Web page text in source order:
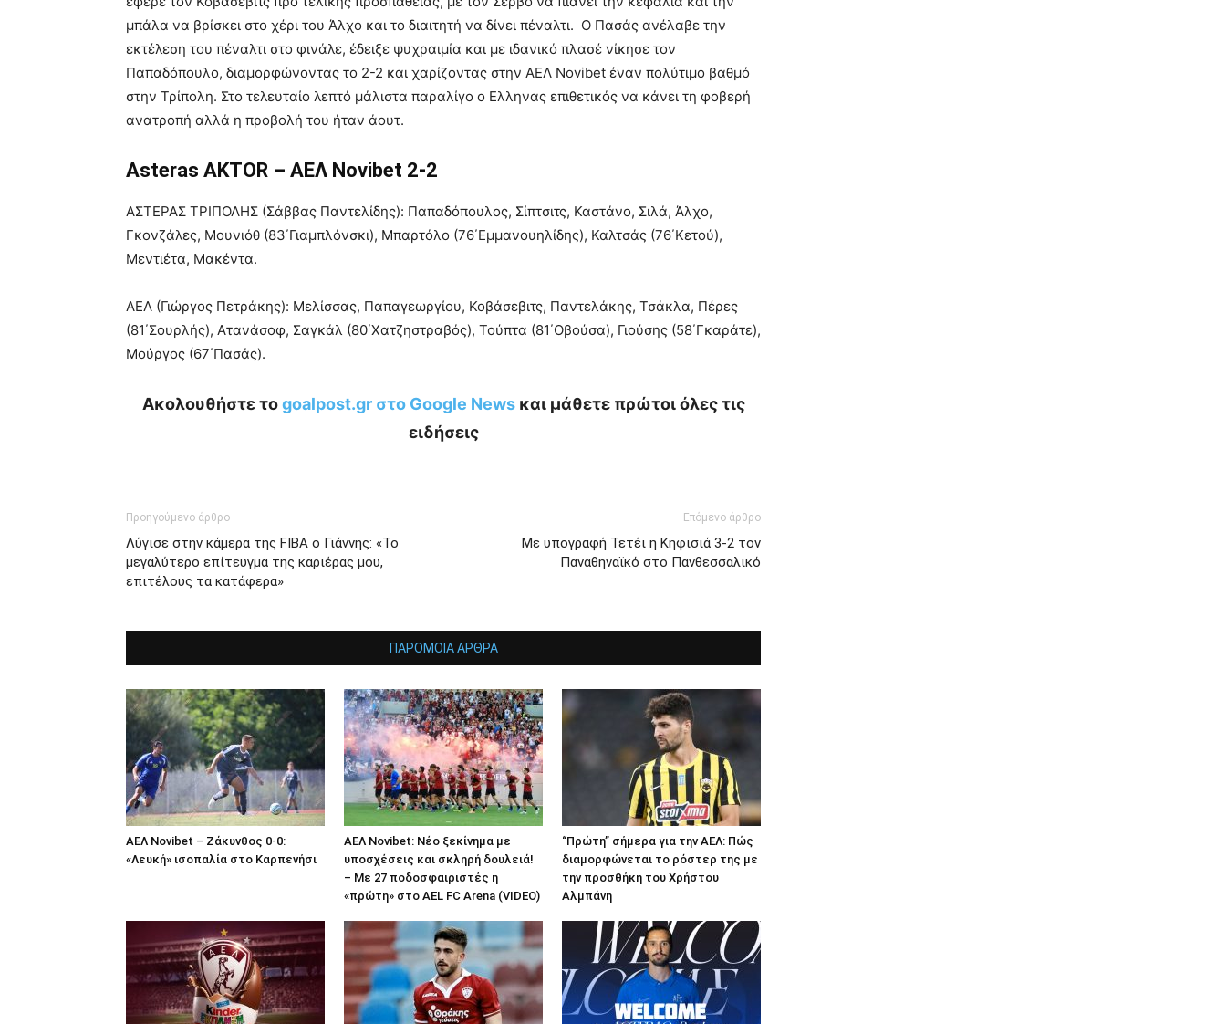
μπάλα να βρίσκει στο χέρι του Άλχο και το διαιτητή να δίνει πέναλτι. Ο Πασάς ανέλαβε την
εκτέλεση του πέναλτι στο φινάλε, έδειξε ψυχραιμία και με ιδανικό πλασέ νίκησε τον
Παπαδόπουλο, διαμορφώνοντας το 2-2 και χαρίζοντας στην ΑΕΛ Novibet έναν πολύτιμο βαθμό
στην Τρίπολη. Στο τελευταίο λεπτό μάλιστα παραλίγο ο Ελληνας επιθετικός να κάνει τη φοβερή
ανατροπή αλλά η προβολή του ήταν άουτ.
Asteras AKTOR – ΑΕΛ Novibet 2-2
ΑΣΤΕΡΑΣ ΤΡΙΠΟΛΗΣ (Σάββας Παντελίδης): Παπαδόπουλος, Σίπτσιτς, Καστάνο, Σιλά, Άλχο,
Γκονζάλες, Μουνιόθ (83΄Γιαμπλόνσκι), Μπαρτόλο (76΄Εμμανουηλίδης), Καλτσάς (76΄Κετού),
Μεντιέτα, Μακέντα.
ΑΕΛ (Γιώργος Πετράκης): Μελίσσας, Παπαγεωργίου, Κοβάσεβιτς, Παντελάκης, Τσάκλα, Πέρες
(81΄Σουρλής), Ατανάσοφ, Σαγκάλ (80΄Χατζηστραβός), Τούπτα (81΄Οβούσα), Γιούσης (58΄Γκαράτε),
Μούργος (67΄Πασάς).
Ακολουθήστε τοgoalpost.gr στο Google Newsκαι μάθετε πρώτοι όλες τις
ειδήσεις
Προηγούμενο άρθρο
Λύγισε στην κάμερα της FIBA ο Γιάννης: «Το
μεγαλύτερο επίτευγμα της καριέρας μου,
επιτέλους τα κατάφερα»
Επόμενο άρθρο
Με υπογραφή Τετέι η Κηφισιά 3-2 τον
Παναθηναϊκό στο Πανθεσσαλικό
ΠΑΡΟΜΟΙΑ ΑΡΘΡΑ
ΑΕΛ Novibet – Ζάκυνθος 0-0:
«Λευκή» ισοπαλία στο Καρπενήσι
ΑΕΛ Novibet: Νέο ξεκίνημα με
υποσχέσεις και σκληρή δουλειά!
– Με 27 ποδοσφαιριστές η
«πρώτη» στο AEL FC Arena (VIDEO)
“Πρώτη” σήμερα για την ΑΕΛ: Πώς
διαμορφώνεται το ρόστερ της με
την προσθήκη του Χρήστου
Αλμπάνη